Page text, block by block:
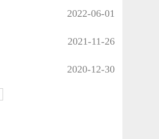
2022-06-01
2021-11-26
2020-12-30